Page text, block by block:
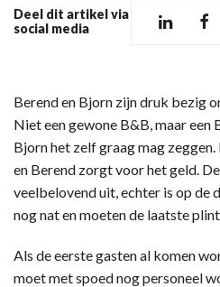
Deel dit artikel via
social media
Berend en Bjorn zijn druk bezig
Niet een gewone B&B, maar een
Bjorn het zelf graag mag
en Berend zorgt voor het geld.
veelbelovend uit, echter is op de
nog nat en moeten de laatste
Als de eerste gasten al komen
moet met spoed nog personeel